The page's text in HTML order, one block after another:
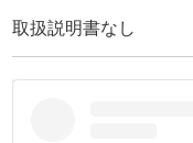
④持ち手部分にアヤメ
す。
取扱説明書なし